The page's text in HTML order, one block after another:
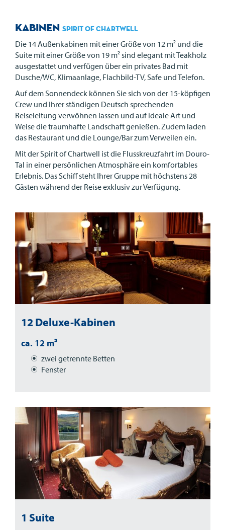
Kabinen Spirit of Chartwell
Die 14 Außenkabinen mit einer Größe von 12 m² und die
Suite mit einer Größe von 19 m² sind elegant mit Teakholz
ausgestattet und verfügen über ein privates Bad mit
Dusche/WC, Klimaanlage, Flachbild-TV, Safe und Telefon.
Auf dem Sonnendeck können Sie sich von der 15-köpfigen
Crew und Ihrer ständigen Deutsch sprechenden
Reiseleitung verwöhnen lassen und auf ideale Art und
Weise die traumhafte Landschaft genießen. Zudem laden
das Restaurant und die Lounge/Bar zum Verweilen ein.
Mit der Spirit of Chartwell ist die Flusskreuzfahrt im Douro-
Tal in einer persönlichen Atmosphäre ein komfortables
Erlebnis. Das Schiff steht Ihrer Gruppe mit höchstens 28
Gästen während der Reise exklusiv zur Verfügung.
12 Deluxe-Kabinen
ca. 12 m²
zwei getrennte Betten
Fenster
1 Suite